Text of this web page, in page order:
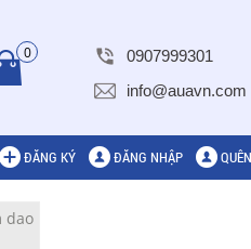
0
0907999301
info@auavn.com
ĐĂNG KÝ ĐĂNG NHẬP
dao